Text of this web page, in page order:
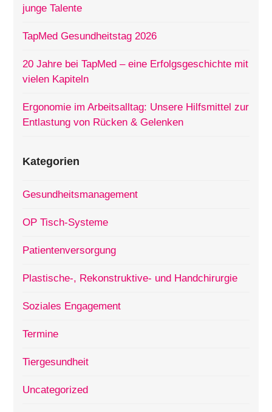
junge Talente
TapMed Gesundheitstag 2026
20 Jahre bei TapMed – eine Erfolgsgeschichte mit
vielen Kapiteln
Ergonomie im Arbeitsalltag: Unsere Hilfsmittel zur
Entlastung von Rücken & Gelenken
Kategorien
Gesundheitsmanagement
OP Tisch-Systeme
Patientenversorgung
Plastische-, Rekonstruktive- und Handchirurgie
Soziales Engagement
Termine
Tiergesundheit
Uncategorized